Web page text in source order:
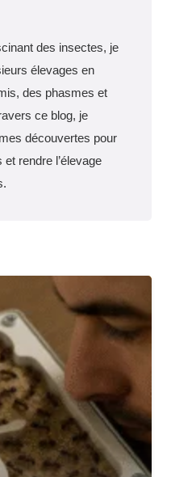
des insectes, je
élevages en
des phasmes et
ce blog, je
découvertes pour
rendre l’élevage